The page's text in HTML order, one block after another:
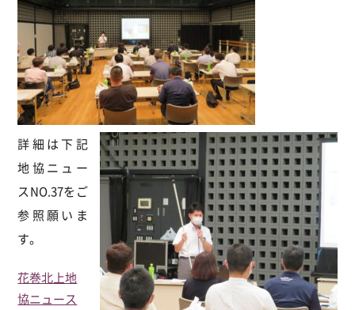
詳細は下記
地協ニュー
スNO.37をご
参照願いま
す。
花巻北上地
協ニュース